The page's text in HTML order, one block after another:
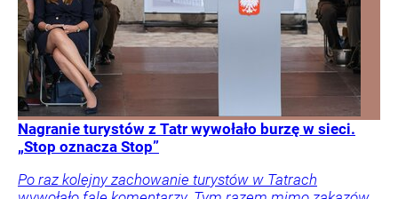
Nagranie turystów z Tatr wywołało burzę w sieci.
„Stop oznacza Stop”
Po raz kolejny zachowanie turystów w Tatrach